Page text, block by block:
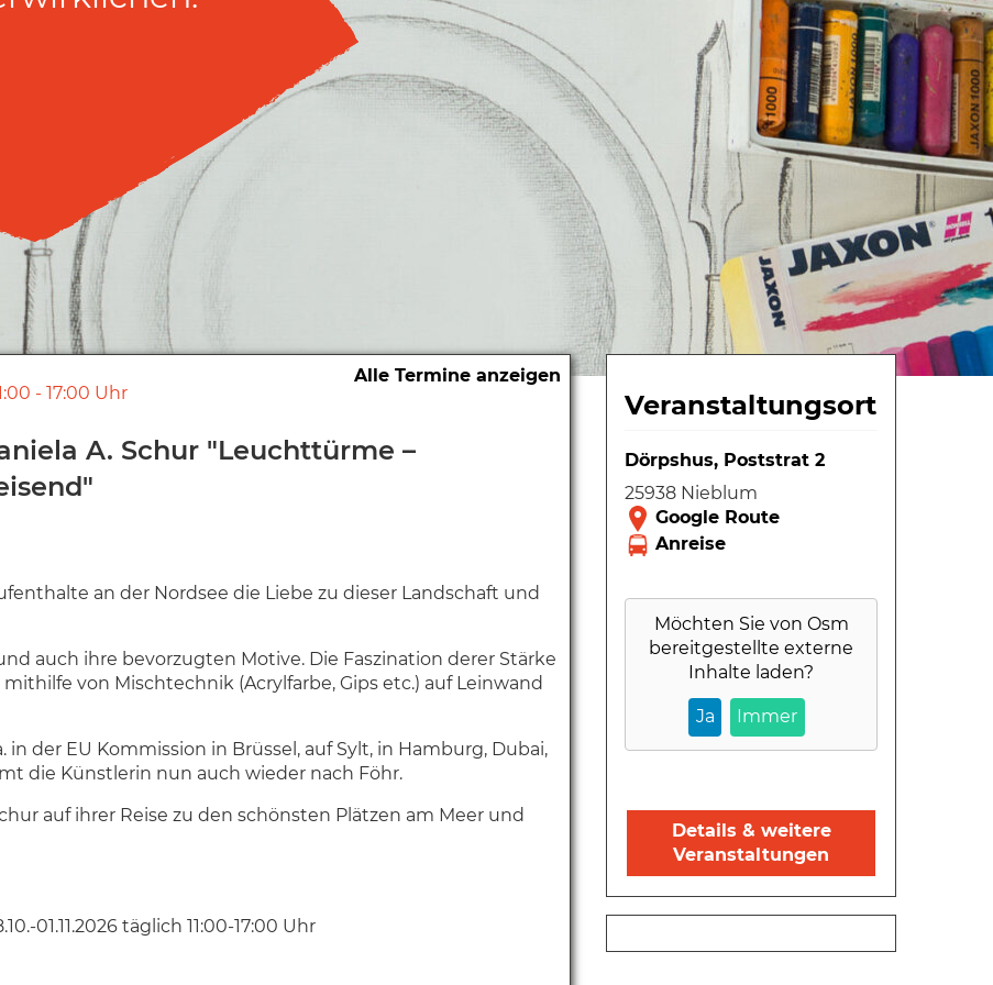
- 17:00 Uhr
Alle Termine anzeigen
A. Schur "Leuchttürme –
an der Nordsee die Liebe zu dieser Landschaft und
auch ihre bevorzugten Motive. Die Faszination derer Stärke
von Mischtechnik (Acrylfarbe, Gips etc.) auf Leinwand
der EU Kommission in Brüssel, auf Sylt, in Hamburg, Dubai,
die Künstlerin nun auch wieder nach Föhr.
auf ihrer Reise zu den schönsten Plätzen am Meer und
01.11.2026 täglich 11:00-17:00 Uhr
Veranstaltungsort
Dörpshus, Poststrat 2
25938 Nieblum
Möchten Sie von Osm
bereitgestellte externe
Inhalte laden?
Ja Immer
Details & weitere
Veranstaltungen